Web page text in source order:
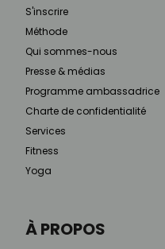
À PROPOS
S'inscrire
Méthode
Qui sommes-nous
Presse & médias
Programme ambassadrice
Charte de confidentialité
Services
Fitness
Yoga